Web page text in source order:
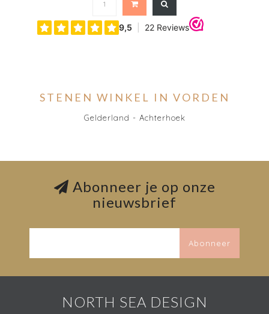
STENEN WINKEL IN VORDEN
Gelderland - Achterhoek
Abonneer je op onze
nieuwsbrief
Abonneer
NORTH SEA DESIGN